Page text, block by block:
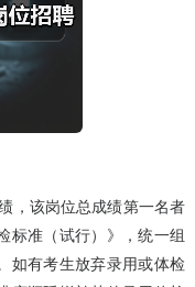
该岗位总成绩第一名者
标准（试行）》，统一组
如有考生放弃录用或体检